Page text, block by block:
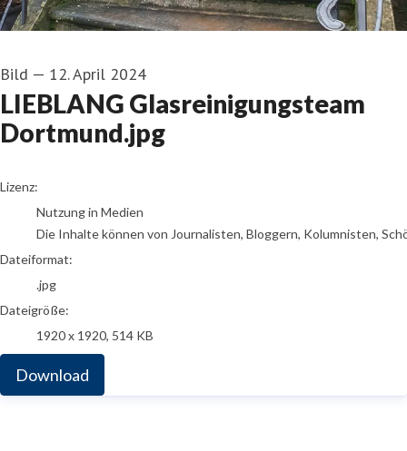
Bild — 12. April 2024
LIEBLANG Glasreinigungsteam
Dortmund.jpg
go to media item
Lizenz:
Nutzung in Medien
Die Inhalte können von Journalisten, Bloggern, Kolumnisten,
Dateiformat:
.jpg
Dateigröße:
1920 x 1920, 514 KB
Download